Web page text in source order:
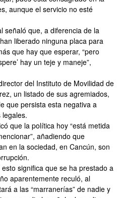
aunque el servicio no esté
señaló que, a diferencia de la
liberado ninguna placa para
que hay que esperar, “pero
hay un teje y maneje”,
del Instituto de Movilidad de
un listado de sus agremiados,
que persista esta negativa a
que la política hoy “está metida
añadiendo que
en la sociedad, en Cancún, son
significa que se ha prestado a
aparentemente reculó, al
a las “marranerías” de nadie y